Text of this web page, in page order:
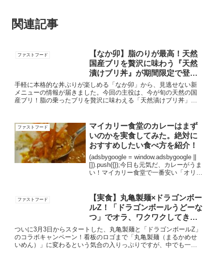
関連記事
ファストフード
【なか卯】脂のりが最高！天然
国産ブリを贅沢に味わう『天然
漬けブリ丼』が期間限定で登
場！
手軽に本格的な丼ぶりが楽しめる「なか卯」から、見逃せない新
メニューの情報が届きました。今回の主役は、今が旬の天然の国
産ブリ！脂の乗ったブリを贅沢に味わえる「天然漬けブリ丼」
ファストフード
マイカリー食堂のカレーはまず
いのかを実食してみた。絶対に
おすすめしたい食べ方を紹介！
(adsbygoogle = window.adsbygoogle ||
[]).push({});今日も元気だ、カレーがうま
い！マイカリー食堂で一番安い「オリジ
るカレ...
ファストフード
【実食】丸亀製麺×ドラゴンボー
ルZ！「ドラゴンボールうどーな
つ」でオラ、ワクワクしてきた
ぞ！
ついに3月3日からスタートした、丸亀製麺と「ドラゴンボールZ」
のコラボキャンペーン！看板のロゴまで「丸亀製麺（まるかめせ
いめん）」に変わるという気合の入りっぷりですが、中でも一番